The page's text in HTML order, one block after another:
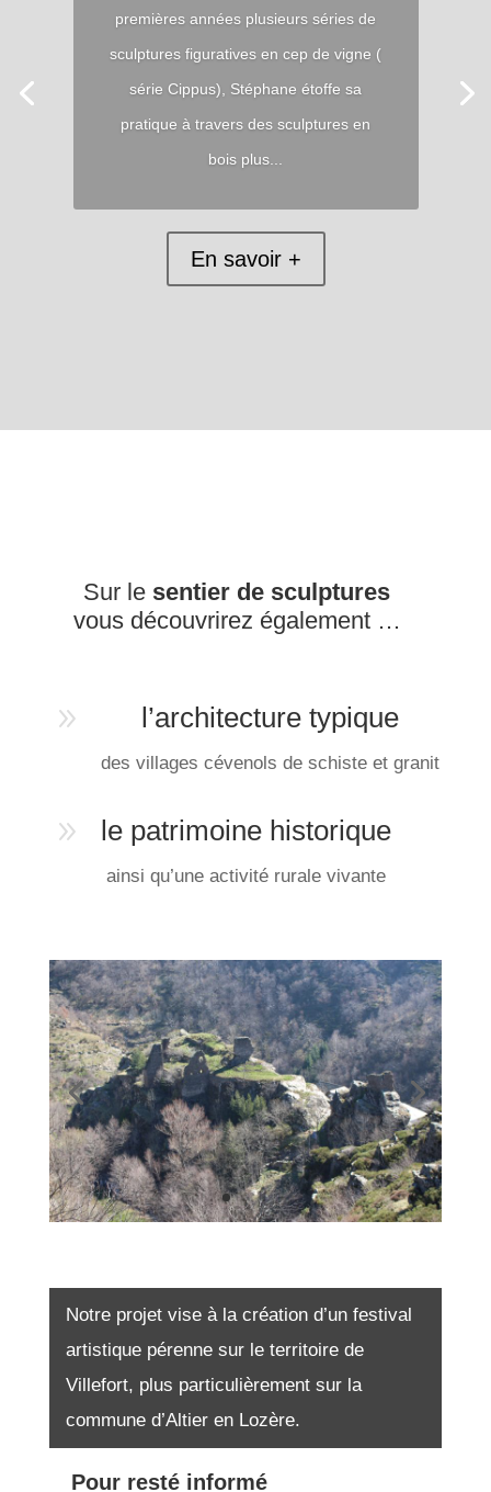
premières années plusieurs séries de
sculptures figuratives en cep de vigne (
série Cippus), Stéphane étoffe sa
pratique à travers des sculptures en
bois plus...
En savoir +
Sur le sentier de sculptures
vous découvrirez également …
9 l’architecture typique
des villages cévenols de schiste et granit
9 le patrimoine historique
ainsi qu’une activité rurale vivante
Notre projet vise à la création d’un festival
artistique pérenne sur le territoire de
Villefort, plus particulièrement sur la
commune d’Altier en Lozère.
Pour resté informé